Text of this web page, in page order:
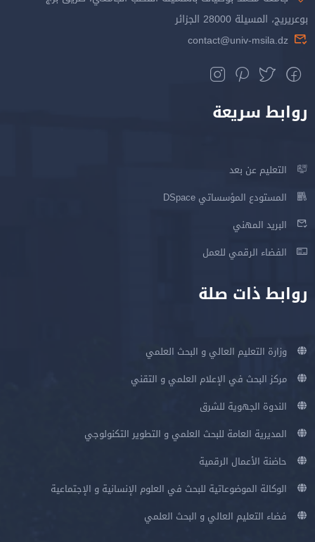
بوعريريج، المسيلة 28000 الجزائر
contact@univ-msila.dz
روابط سريعة
التعليم عن بعد
المستودع المؤسساتي DSpace
البريد المهني
الفضاء الرقمي للعمل
روابط ذات صلة
وزارة التعليم العالي و البحث العلمي
مركز البحث في الإعلام العلمي و التقني
الندوة الجهوية للشرق
المديرية العامة للبحث العلمي و التطوير التكنولوجي
حاضنة الأعمال الرقمية
الوكالة الموضوعاتية للبحث في العلوم الإنسانية و الإجتماعية
فضاء التعليم العالي و البحث العلمي